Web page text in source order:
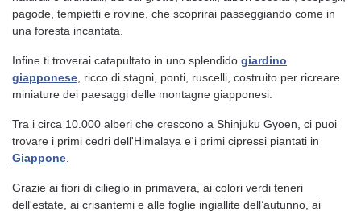
pagode, tempietti e rovine, che scoprirai passeggiando come in
una foresta incantata.
Infine ti troverai catapultato in uno splendido giardino
giapponese , ricco di stagni, ponti, ruscelli, costruito per ricreare
miniature dei paesaggi delle montagne giapponesi.
Tra i circa 10.000 alberi che crescono a Shinjuku Gyoen, ci puoi
trovare i primi cedri dell'Himalaya e i primi cipressi piantati in
Giappone
Grazie ai fiori di ciliegio in primavera, ai colori verdi teneri
dell'estate, ai crisantemi e alle foglie ingiallite dell’autunno, ai